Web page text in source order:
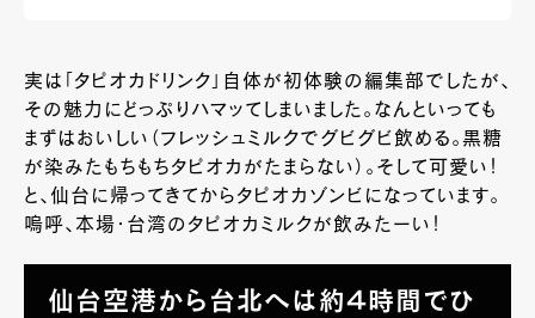
実は「タピオカドリンク」自体が初体験の編集部でしたが、
その魅力にどっぷりハマッてしまいました。なんといっても
まずはおいしい（フレッシュミルクでグビグビ飲める。黒糖
が染みたもちもちタピオカがたまらない）。そして可愛い！
と、仙台に帰ってきてからタピオカゾンビになっています。
嗚呼、本場・台湾のタピオカミルクが飲みたーい！
仙台空港から台北へは約４時間でひ